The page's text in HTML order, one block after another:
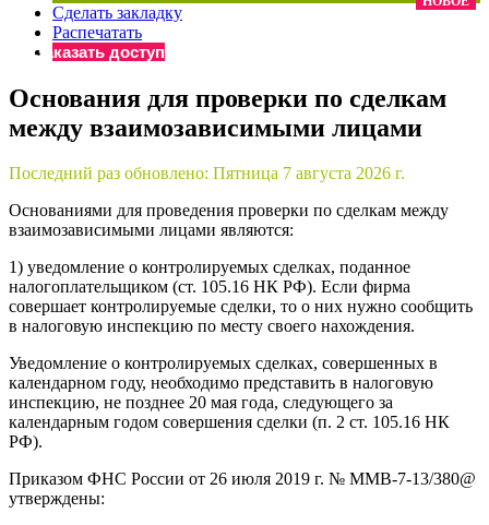
Бератор
«Практическая энциклопедия бухгалтера»
«Нормативные акты для бухгалтера»
Материалы электронного журнала
«Практическая бухгалтерия»
Онлайн-сервисы «Учетная политика» и «Алгоритмы для
Просто заполните форму, и мы вышлем вам на почту
Сделать закладку
Распечатать
Заказать доступ
Основания для проверки по сделкам
между взаимозависимыми лицами
Последний раз обновлено: Пятница 7 августа 2026 г.
Основаниями для проведения проверки по сделкам между
взаимозависимыми лицами являются:
1) уведомление о контролируемых сделках, поданное
налогоплательщиком (ст. 105.16 НК РФ). Если фирма
совершает контролируемые сделки, то о них нужно сообщить
в налоговую инспекцию по месту своего нахождения.
Уведомление о контролируемых сделках, совершенных в
календарном году, необходимо представить в налоговую
инспекцию, не позднее 20 мая года, следующего за
календарным годом совершения сделки (п. 2 ст. 105.16 НК
РФ).
Приказом ФНС России от 26 июля 2019 г. № ММВ-7-13/380@
утверждены: